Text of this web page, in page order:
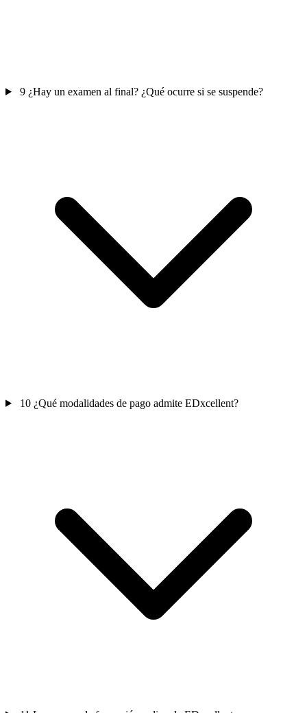
9 ¿Hay un examen al final? ¿Qué ocurre si se suspende?
10 ¿Qué modalidades de pago admite EDxcellent?